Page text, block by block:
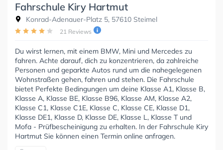
Fahrschule Kiry Hartmut
Konrad-Adenauer-Platz 5, 57610 Steimel
21 Reviews
Du wirst lernen, mit einem BMW, Mini und Mercedes zu
fahren. Achte darauf, dich zu konzentrieren, da zahlreiche
Personen und geparkte Autos rund um die nahegelegenen
Wohnstraßen gehen, fahren und stehen. Die Fahrschule
bietet Perfekte Bedingungen um deine Klasse A1, Klasse B,
Klasse A, Klasse BE, Klasse B96, Klasse AM, Klasse A2,
Klasse C1, Klasse C1E, Klasse C, Klasse CE, Klasse D1,
Klasse DE1, Klasse D, Klasse DE, Klasse L, Klasse T und
Mofa - Prüfbescheinigung zu erhalten. In der Fahrschule Kiry
Hartmut Sie können einen Termin online anfragen.